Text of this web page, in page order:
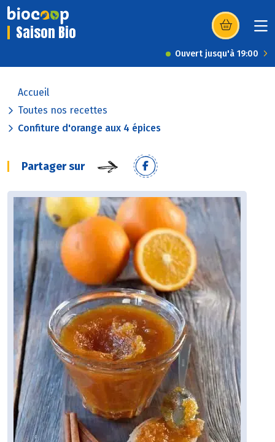
Saison Bio (s’ouvre dans
Ouvert jusqu'à 19:00
Accueil
Toutes nos recettes
Confiture d'orange aux 4 épices
Partager sur